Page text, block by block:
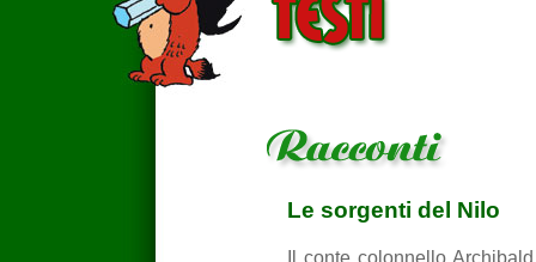
Le sorgenti del Nilo
Il conte colonnello